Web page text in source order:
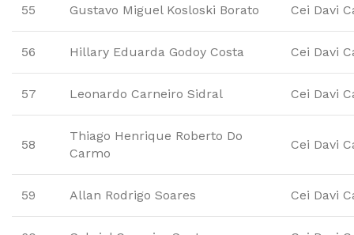
55 Gustavo Miguel Kosloski Borato Cei Davi
56 Hillary Eduarda Godoy Costa Cei Davi
57 Leonardo Carneiro Sidral Cei Davi
58
Thiago Henrique Roberto Do
Carmo
Cei Davi
59 Allan Rodrigo Soares Cei Davi